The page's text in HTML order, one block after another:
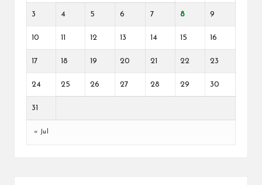
3 4 5 6 7 8 9
10 12 13 14 15 16
17 18 19 20 21 22 23
24 25 26 27 28 29 30
31
« Jul